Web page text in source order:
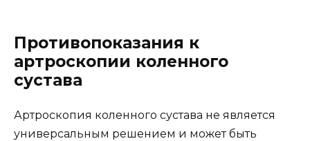
Противопоказания к
артроскопии коленного
сустава
Артроскопия коленного сустава не является
универсальным решением и может быть